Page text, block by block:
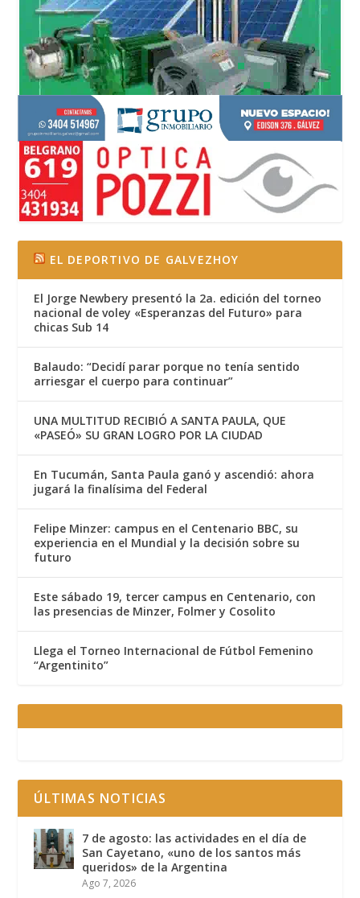
EL DEPORTIVO DE GALVEZHOY
El Jorge Newbery presentó la 2a. edición del torneo
nacional de voley «Esperanzas del Futuro» para
chicas Sub 14
Balaudo: “Decidí parar porque no tenía sentido
arriesgar el cuerpo para continuar”
UNA MULTITUD RECIBIÓ A SANTA PAULA, QUE
«PASEÓ» SU GRAN LOGRO POR LA CIUDAD
En Tucumán, Santa Paula ganó y ascendió: ahora
jugará la finalísima del Federal
Felipe Minzer: campus en el Centenario BBC, su
experiencia en el Mundial y la decisión sobre su
futuro
Este sábado 19, tercer campus en Centenario, con
las presencias de Minzer, Folmer y Cosolito
Llega el Torneo Internacional de Fútbol Femenino
“Argentinito”
ÚLTIMAS NOTICIAS
7 de agosto: las actividades en el día de
San Cayetano, «uno de los santos más
queridos» de la Argentina
Ago 7, 2026